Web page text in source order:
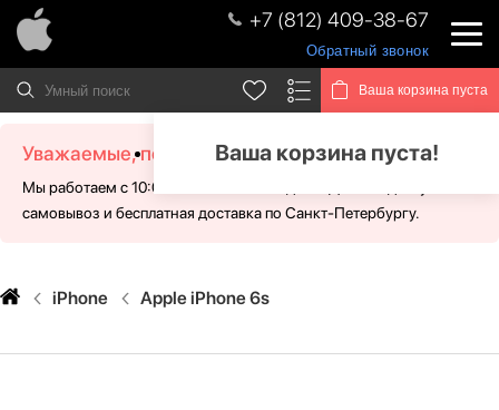
+7 (812) 409-38-67
Обратный звонок
Ваша корзина пуста
Ваша корзина пуста!
Уважаемые, посетители!
Мы работаем с 10:00 - 21:00 без выходных. Для Вас доступен
самовывоз и бесплатная доставка по Санкт-Петербургу.
iPhone Apple iPhone 6s